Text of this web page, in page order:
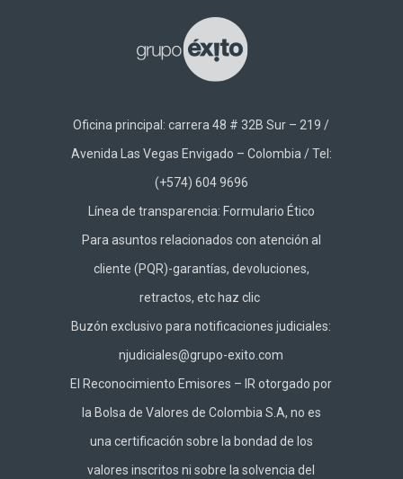
Oficina principal: carrera 48 # 32B Sur – 219 /
Avenida Las Vegas Envigado – Colombia / Tel:
(+574) 604 9696
Línea de transparencia: Formulario Ético
Para asuntos relacionados con atención al
cliente (PQR)-garantías, devoluciones,
retractos, etc hazclic
Buzón exclusivo para notificaciones judiciales:
njudiciales@grupo-exito.com
El Reconocimiento Emisores – IR otorgado por
la Bolsa de Valores de Colombia S.A, no es
una certificación sobre la bondad de los
valores inscritos ni sobre la solvencia del